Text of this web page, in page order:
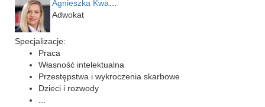
Adwokat
Specjalizacje:
Praca
Własność intelektualna
Przestępstwa i wykroczenia skarbowe
Dzieci i rozwody